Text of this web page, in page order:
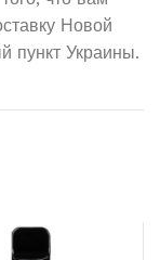
Новой
пункт Украины.